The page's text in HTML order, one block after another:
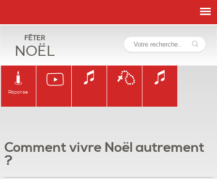
Fêter
Noël
Réponse
Comment vivre Noël autrement
?